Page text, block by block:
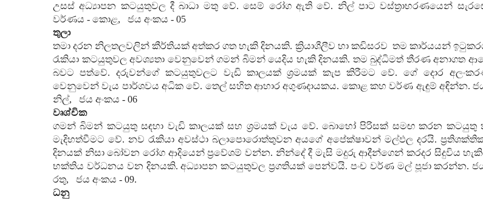
උසස් අධ්‍යාපන කටයුතුවල දී බාධා මතු වේ. සෙම් රෝග ඇති වේ. නිල් පාට වස්ත්‍රාභරණයෙන්
වර්ණය - කොළ, ජය අංකය - 05
තුලා
තමා දරන නිලතලවලින් කීර්තියක් අත්කර ගත හැකි දිනයකි. ක්‍රියාශීලීව හා කඩිසරව තම කාර්යයන්
රැකියා කටයුතුවල අවශ්‍යතා වෙනුවෙන් ගමන් බිමන් යෙදිය හැකි දිනයකි. තම බුද්ධිමත් තීරණ අනාගත
බවට පත්වේ. දරුවන්ගේ කටයුතුවලට වැඩි කාලයක් ශ්‍රමයක් කැප කිරීමට වේ. ගේ දොර
වෙනුවෙන් වැය පාර්ශවය අධික වේ. තෙල් සහිත ආහාර අගුණදායකය. කොළ කහ වර්ණ ඇඳුම් අඳින්න.
නිල්, ජය අංකය - 06
වෘශ්චික
ගමන් බිමන් කටයුතු සඳහා වැඩි කාලයක් සහ ශ්‍රමයක් වැය වේ. බොහෝ පිරිසක් සමඟ කරන කටයුතු
මැදිහත්වීමට වේ. නව රැකියා අවස්ථා බලාපොරොත්තුවන අයගේ අපේක්ෂාවන් මල්ඵල දරයි.
දිනයක් නිසා බෝවන රෝග ආදියෙන් ප්‍රවේශම් වන්න. නින්දේ දී මැසි මදුරු ආදීන්ගෙන් කරදර සිදුවිය
භක්තිය වර්ධනය වන දිනයකි. අධ්‍යාපන කටයුතුවල ප්‍රගතියක් පෙන්වයි. පංච වර්ණ මල් පූජා කරන්න.
රතු, ජය අංකය - 09.
ධනු